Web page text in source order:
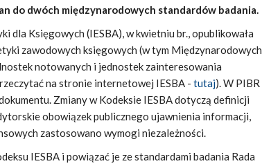
do dwóch międzynarodowych standardów badania.
dla Księgowych (IESBA), w kwietniu br., opublikowała
zawodowych księgowych (w tym Międzynarodowych
notowanych i jednostek zainteresowania
na stronie internetowej IESBA - tutaj). W PIBR
Zmiany w Kodeksie IESBA dotyczą definicji
obowiązek publicznego ujawnienia informacji,
zastosowano wymogi niezależności.
IESBA i powiązać je ze standardami badania Rada